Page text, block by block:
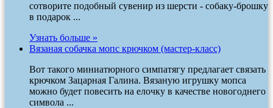
сотворите подобный сувенир из шерсти - собаку-брошку
в подарок ...
Узнать больше »
Вязаная собачка мопс крючком (мастер-класс)
Вот такого миниатюрного симпатягу предлагает связать
крючком Зацарная Галина. Вязаную игрушку мопса
можно будет повесить на елочку в качестве новогоднего
символа ...